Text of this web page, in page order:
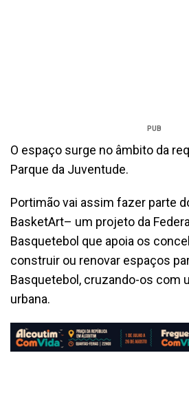
PUB
O espaço surge no âmbito da
Parque da Juventude.
Portimão vai assim fazer parte
BasketArt– um projeto da
Basquetebol que apoia os
construir ou renovar espaços
Basquetebol, cruzando-os com
urbana.